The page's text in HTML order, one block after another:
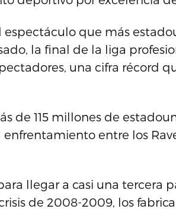
que más
la final de la liga
una cifra récord
de 115 millones de
entre los
llegar a casi una tercera
de 2008-2009, los